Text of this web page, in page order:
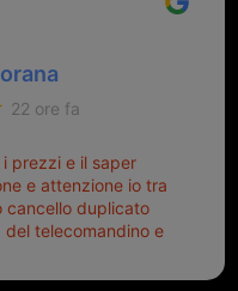
22 ore fa
prezzi e il saper
e attenzione io tra
cancello duplicato
telecomandino e
il prorietario il signor